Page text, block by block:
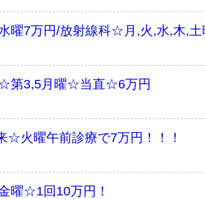
曜7万円/放射線科☆月,火,水,木,
第3,5月曜☆当直☆6万円
☆火曜午前診療で7万円！！！
曜☆1回10万円！